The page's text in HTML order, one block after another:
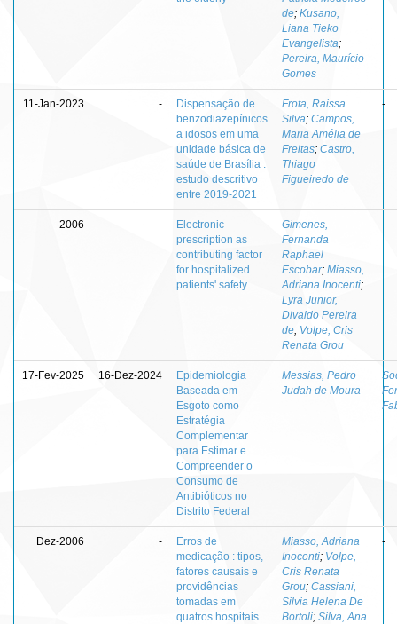
de; Kusano,
Liana Tieko
Evangelista;
Pereira, Maurício
Gomes
11-Jan-2023 -
Dispensação de
benzodiazepínicos
a idosos em uma
unidade básica de
saúde de Brasília :
estudo descritivo
entre 2019-2021
Frota, Raissa
Silva; Campos,
Maria Amélia de
Freitas; Castro,
Thiago
Figueiredo de
-
2006 -
Electronic
prescription as
contributing factor
for hospitalized
patients' safety
Gimenes,
Fernanda
Raphael
Escobar; Miasso,
Adriana Inocenti;
Lyra Junior,
Divaldo Pereira
de; Volpe, Cris
Renata Grou
-
17-Fev-2025 16-Dez-2024
Epidemiologia
Baseada em
Esgoto como
Estratégia
Complementar
para Estimar e
Compreender o
Consumo de
Antibióticos no
Distrito Federal
Messias, Pedro
Judah de Moura
Dez-2006 -
Erros de
medicação : tipos,
fatores causais e
providências
tomadas em
quatros hospitais
Miasso, Adriana
Inocenti; Volpe,
Cris Renata
Grou; Cassiani,
Silvia Helena De
Bortoli; Silva, Ana
-